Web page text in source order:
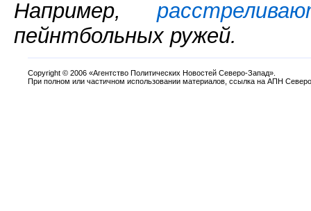
Например,
пейнтбольных ружей.
Copyright © 2006 «Агентство Политических Новостей Северо-Запад».
При полном или частичном использовании материалов, ссылка на АПН